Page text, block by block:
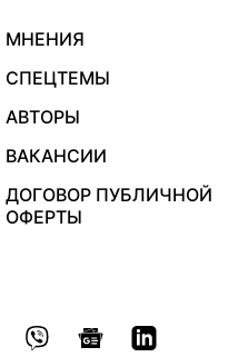
МНЕНИЯ
СПЕЦТЕМЫ
АВТОРЫ
ВАКАНСИИ
ДОГОВОР ПУБЛИЧНОЙ
ОФЕРТЫ